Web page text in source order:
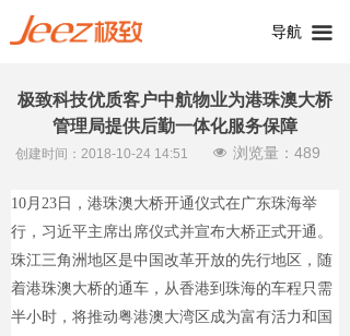
导航 끀
极致科技优质客户中航物业为港珠澳大桥
管理局提供后勤一体化服务保障
10月23日，港珠澳大桥开通仪式在广东珠海举
行，习近平主席出席仪式并宣布大桥正式开通。
珠江三角洲地区是中国改革开放的先行地区，随
着港珠澳大桥的通车，从香港到珠海的车程只需
半小时，将推动粤港澳大湾区成为富有活力和国
创建时间： 2018-10-24 14:51 넶 浏览量： 489